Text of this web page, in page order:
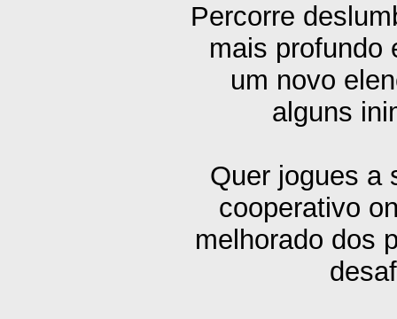
Percorre
mais profundo
um novo
alguns
Quer jogues a
cooperativo
melhorado dos